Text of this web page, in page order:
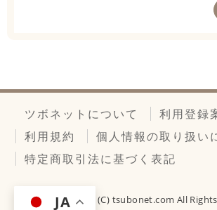
ツボネットについて 利用登録
利用規約
個人情報の取り扱い
特定商取引法に基づく表記
Copyright (C) tsubonet.com All
JA